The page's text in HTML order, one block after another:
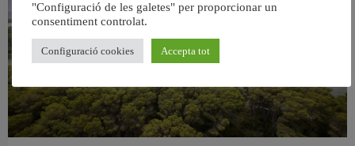
"Configuració de les galetes" per proporcionar un
consentiment controlat.
Configuració cookies Accepta tot